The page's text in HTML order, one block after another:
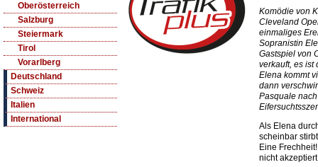
Oberösterreich
Salzburg
Steiermark
Tirol
Vorarlberg
Deutschland
Schweiz
Italien
International
Komödie von
Cleveland
einmaliges
Sopranistin
Gastspiel von
verkauft, es ist
Elena kommt
dann
Pasquale
Als Elena
scheinbar
Eine
nicht